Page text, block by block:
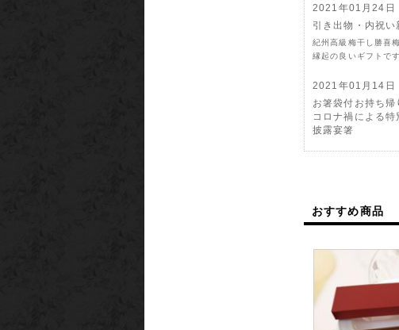
2021年01月24日
引き出物・内祝い
紀州高級梅干し勝喜
縁起の良いギフトです
2021年01月14日
お箸袋付お持ち帰
コロナ禍による特
披露宴箸
お洒落な大人のギ
女性用綿マスク
何度でも洗えます
可愛い花柄です。
2020年05月03日
おすすめ商品